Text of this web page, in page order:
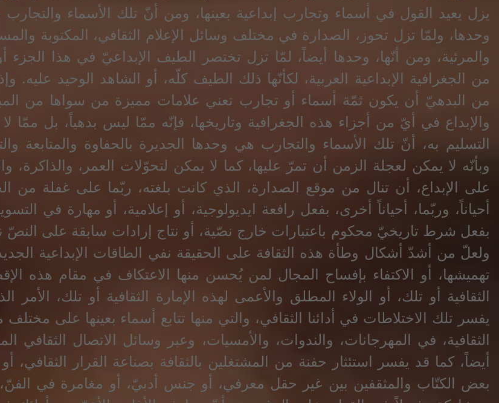
يزل يعيد القول في أسماء وتجارب إبداعية بعينها، ومن أنّ تلك الأسماء
وحدها، ولمّا تزل تحوز، الصدارة في مختلف وسائل الإعلام الثقافي، المكتوبة
والمرئية، ومن أنّها، وحدها أيضاً، لمّا تزل تختصر الطيف الإبداعيّ في هذا الجزء
من الجغرافية الإبداعية العربية، لكأنّها ذلك الطيف كلّه، أو الشاهد الوحيد عليه.
من البدهيّ أن يكون ثمّة أسماء أو تجارب تعني علامات مميزة من سواها من
والإبداع في أيّ من أجزاء هذه الجغرافية وتاريخها، فإنّه ممّا ليس بدهياً، بل ممّا
التسليم به، أنّ تلك الأسماء والتجارب هي وحدها الجديرة بالحفاوة والمتابعة
وبأنّه لا يمكن لعجلة الزمن أن تمرّ عليها، كما لا يمكن لتحوّلات العمر، والذاكرة،
على الإبداع، أن تنال من موقع الصدارة، الذي كانت بلغته، ربّما على غفلة من
أحياناً، وربّما، أحياناً أخرى، بفعل رافعة ايديولوجية، أو إعلامية، أو مهارة في
بفعل شرط تاريخيّ محكوم باعتبارات خارج نصّية، أو نتاج إرادات سابقة على النصّ
ولعلّ من أشدّ أشكال وطأة هذه الثقافة على الحقيقة نفي الطاقات الإبداعية
تهميشها، أو الاكتفاء بإفساح المجال لمن يُحسن منها الاعتكاف في مقام هذه
الثقافية أو تلك، أو الولاء المطلق والأعمى لهذه الإمارة الثقافية أو تلك، الأمر
يفسر تلك الاختلاطات في أدائنا الثقافي، والتي منها تتابع أسماء بعينها على مختلف
الثقافية، في المهرجانات، والندوات، والأمسيات، وعبر وسائل الاتصال الثقافي
أيضاً، كما قد يفسر استئثار حفنة من المشتغلين بالثقافة بصناعة القرار الثقافي، أو
بعض الكتّاب والمثقفين بين غير حقل معرفي، أو جنس أدبيّ، أو مغامرة في الفنّ،